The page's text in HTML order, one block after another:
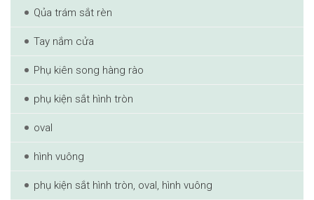
Qủa trám sắt rèn
Tay nắm cửa
Phụ kiên song hàng rào
phụ kiện sắt hình tròn
oval
hình vuông
phụ kiện sắt hình tròn, oval, hình vuông